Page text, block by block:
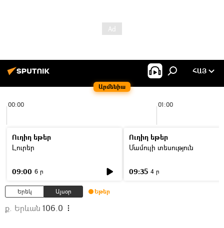
Արմենիա
ՀԱՅ
00:00 01:00
Ուղիղ եթեր
Լուրեր
09:00 6 ր
Ուղիղ եթեր
Մամուլի տեսություն
09:35 4 ր
Երեկ Այսօր Եթեր
ք. Երևան 106.0